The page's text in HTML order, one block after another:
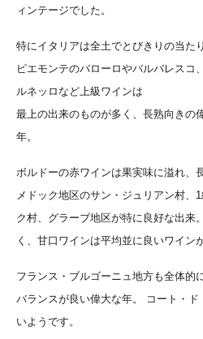
ィンテージでした。
特にイタリアは全土でとびきりの当た
ピエモンテのバローロやバルバレスコ
ルネッロなど上級ワインは
最上の出来のものが多く、長熟向きの
年。
ボルドーの赤ワインは果実味に溢れ、
メドック地区のサン・ジュリアン村、
ク村、グラーブ地区が特に良好な出来
く、甘口ワインは平均並に良いワイン
フランス・ブルゴーニュ地方も全体的
バランスが良い偉大な年。 コート・
いようです。